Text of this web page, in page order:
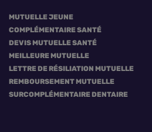
MUTUELLE JEUNE
COMPLÉMENTAIRE SANTÉ
DEVIS MUTUELLE SANTÉ
MEILLEURE MUTUELLE
LETTRE DE RÉSILIATION MUTUELLE
REMBOURSEMENT MUTUELLE
SURCOMPLÉMENTAIRE DENTAIRE